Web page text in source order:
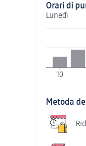
Orari di
Lunedì
10
Metoda